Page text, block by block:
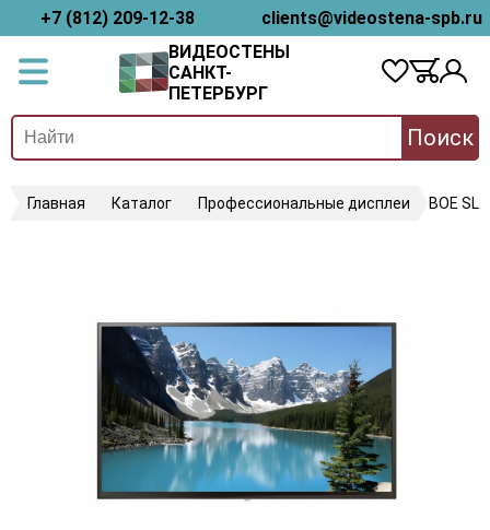
+7 (812) 209-12-38
clients@videostena-spb.ru
ВИДЕОСТЕНЫ
САНКТ-
ПЕТЕРБУРГ
Поиск
Главная Каталог Профессиональные дисплеи BOE